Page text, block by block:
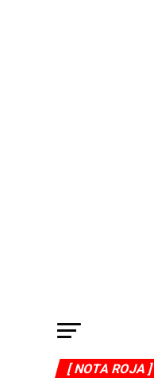
[ NOTA ROJA ]